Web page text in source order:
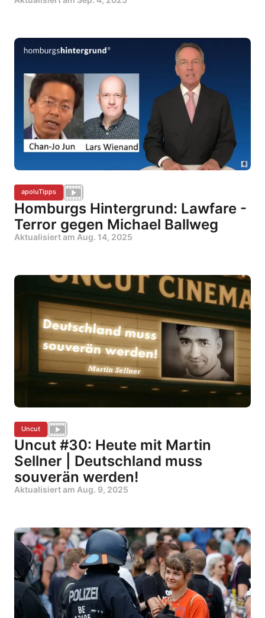
apoluTipps
Homburgs Hintergrund: Lawfare -
Terror gegen Michael Ballweg
Aktualisiert am Aug. 14, 2025
Uncut
Uncut #30: Heute mit Martin
Sellner | Deutschland muss
souverän werden!
Aktualisiert am Aug. 9, 2025